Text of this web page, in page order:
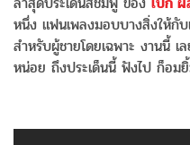
หนึ่ง แฟนเพลงมอบบางสิ่งให้กั
สำหรับผู้ชายโดยเฉพาะ งานนี้ เ
หน่อย ถึงประเด็นนี้ ฟังไป ก็อม